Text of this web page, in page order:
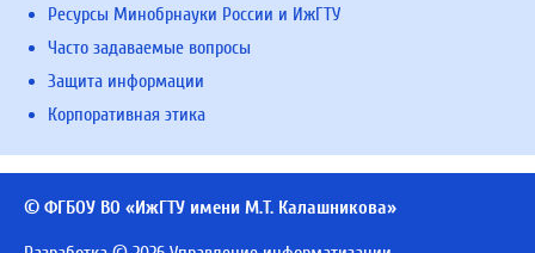
Ресурсы Минобрнауки России и ИжГТУ
Часто задаваемые вопросы
Защита информации
Корпоративная этика
© ФГБОУ ВО «ИжГТУ имени М.Т. Калашникова»